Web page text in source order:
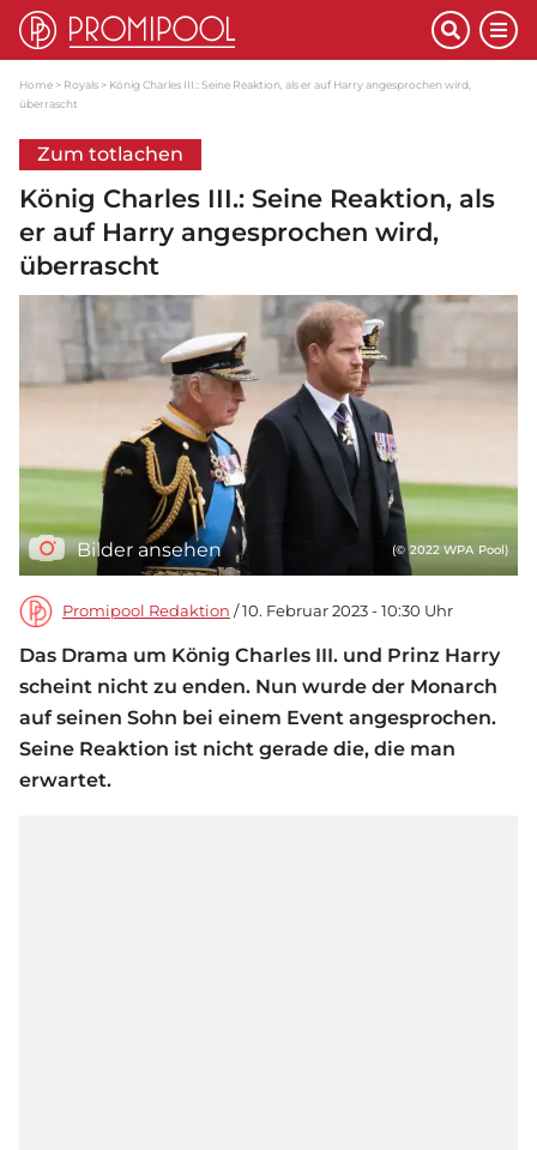
Home Royals
König Charles III.: Seine Reaktion, als er auf Harry angesprochen wird,
überrascht
Zum totlachen
König Charles III.: Seine Reaktion, als
er auf Harry angesprochen wird,
überrascht
Bilder ansehen (© 2022 WPA Pool)
Promipool Redaktion / 10. Februar 2023 - 10:30 Uhr
Das Drama um König Charles III. und Prinz Harry
scheint nicht zu enden. Nun wurde der Monarch
auf seinen Sohn bei einem Event angesprochen.
Seine Reaktion ist nicht gerade die, die man
erwartet.